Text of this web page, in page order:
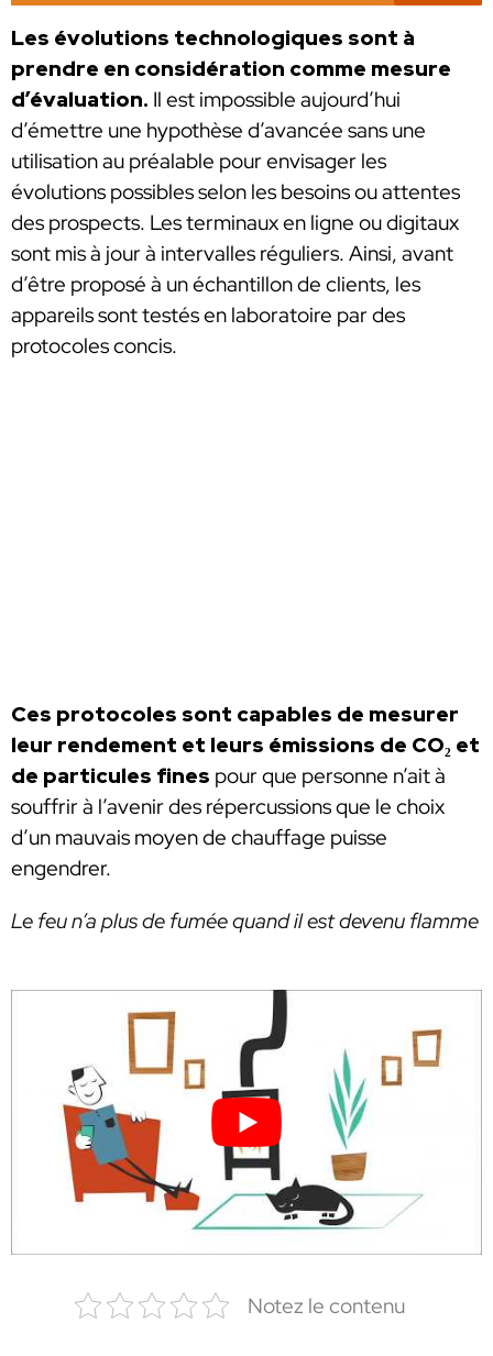
Les évolutions technologiques sont à
prendre en considération comme mesure
d’évaluation. Il est impossible aujourd’hui
d’émettre une hypothèse d’avancée sans une
utilisation au préalable pour envisager les
évolutions possibles selon les besoins ou attentes
des prospects. Les terminaux en ligne ou digitaux
sont mis à jour à intervalles réguliers. Ainsi, avant
d’être proposé à un échantillon de clients, les
appareils sont testés en laboratoire par des
protocoles concis.
Ces protocoles sont capables de mesurer
leur rendement et leurs émissions de CO₂ et
de particules fines pour que personne n’ait à
souffrir à l’avenir des répercussions que le choix
d’un mauvais moyen de chauffage puisse
engendrer.
Le feu n’a plus de fumée quand il est devenu flamme
Notez le contenu